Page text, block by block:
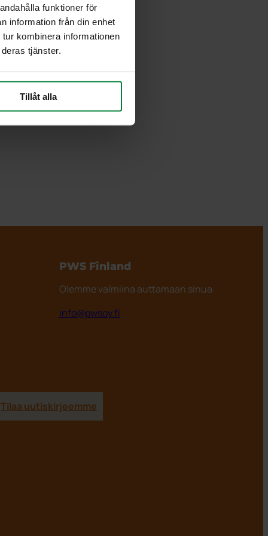
funktioner för
information från din enhet
kombinera informationen
tjänster.
Tillåt alla
PWS Finland
Olemme valmiina auttamaan sinua
info@pwsoy.fi
Tilaa uutiskirjeemme